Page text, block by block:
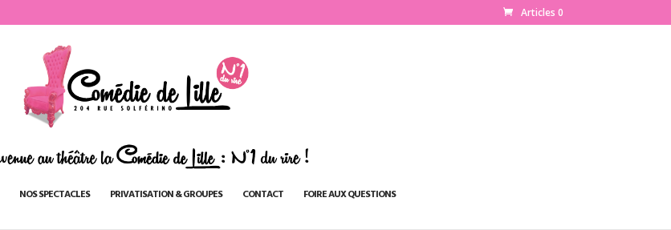
Articles 0
NOS SPECTACLES PRIVATISATION & GROUPES CONTACT FOIRE AUX QUESTIONS